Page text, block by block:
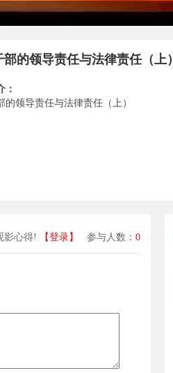
的领导责任与法律责任（上）
：
的领导责任与法律责任（上）
影心得! 【登录】 参与人数： 0